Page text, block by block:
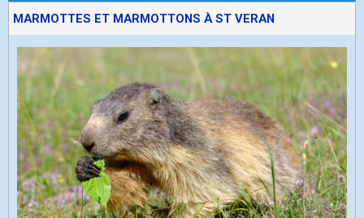
MARMOTTES ET MARMOTTONS À ST VERAN